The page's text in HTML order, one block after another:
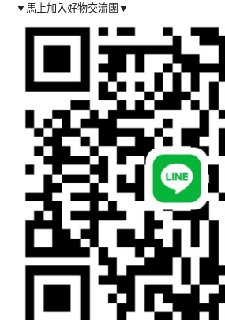
▼馬上加入好物交流團▼